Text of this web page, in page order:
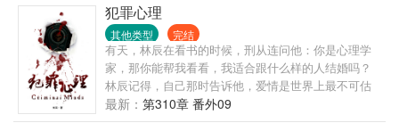
犯罪心理
其他类型 完结
有天，林辰在看书的时候，刑从连问他：你是心理学
家，那你能帮我看看，我适合跟什么样的人结婚吗？
林辰记得，自己那时告诉他，爱情是世界上最不可估
量的东西，就算是心理学家也无法预测，因为人与人
最新： 第310章 番外09